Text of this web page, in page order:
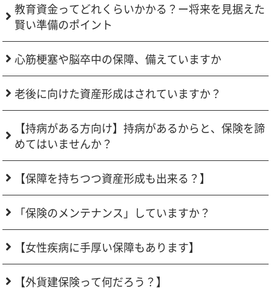
教育資金ってどれくらいかかる？ー将来を見据えた
賢い準備のポイント
心筋梗塞や脳卒中の保障、備えていますか
老後に向けた資産形成はされていますか？
【持病がある方向け】持病があるからと、保険を諦
めてはいませんか？
【保障を持ちつつ資産形成も出来る？】
「保険のメンテナンス」していますか？
【女性疾病に手厚い保障もあります】
【外貨建保険って何だろう？】